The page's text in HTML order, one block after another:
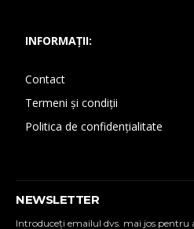
INFORMAȚII:
Contact
Termeni și condiții
Politica de confidențialitate
NEWSLETTER
Introduceţi emailul dvs. mai jos pentru